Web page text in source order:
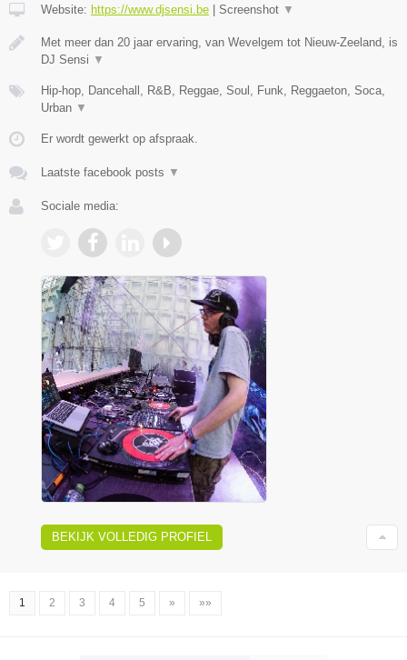
Website: https://www.djsensi.be | Screenshot ▼
Met meer dan 20 jaar ervaring, van Wevelgem tot Nieuw-Zeeland, is
DJ Sensi ▼
Hip-hop, Dancehall, R&B, Reggae, Soul, Funk, Reggaeton, Soca,
Urban ▼
Er wordt gewerkt op afspraak.
Laatste facebook posts ▼
Sociale media:
BEKIJK VOLLEDIG PROFIEL
1 2 3 4 5 » »»